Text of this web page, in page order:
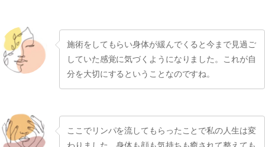
施術をしてもらい身体が緩んでくると今まで見過ご
していた感覚に気づくようになりました。これが自
分を大切にするということなのですね。
ここでリンパを流してもらったことで私の人生は変